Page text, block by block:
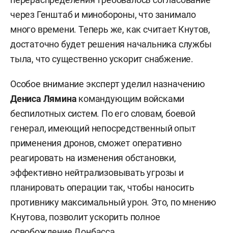
через Генштаб и минобороны, что занимало
много времени. Теперь же, как считает Кнутов,
достаточно будет решения начальника службы
тыла, что существенно ускорит снабжение.
Особое внимание эксперт уделил назначению
Дениса Лямина командующим войсками
беспилотных систем. По его словам, боевой
генерал, имеющий непосредственный опыт
применения дронов, сможет оперативно
реагировать на изменения обстановки,
эффективно нейтрализовывать угрозы и
планировать операции так, чтобы наносить
противнику максимальный урон. Это, по мнению
Кнутова, позволит ускорить полное